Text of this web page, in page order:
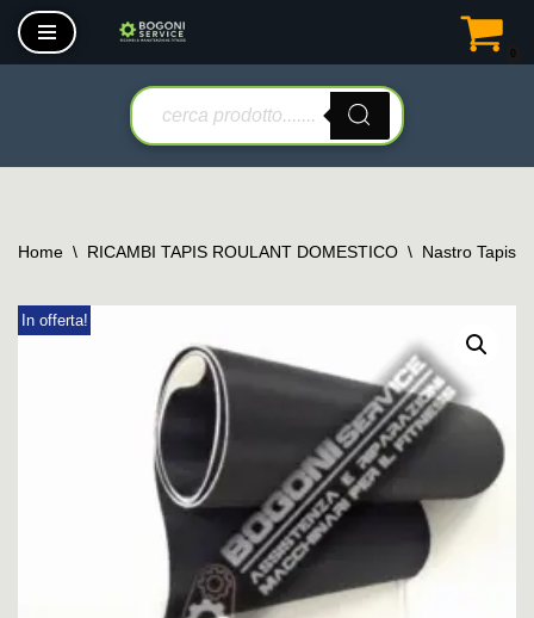
Vai
Home \ RICAMBI TAPIS ROULANT DOMESTICO \ Nastro Tapis
In offerta!